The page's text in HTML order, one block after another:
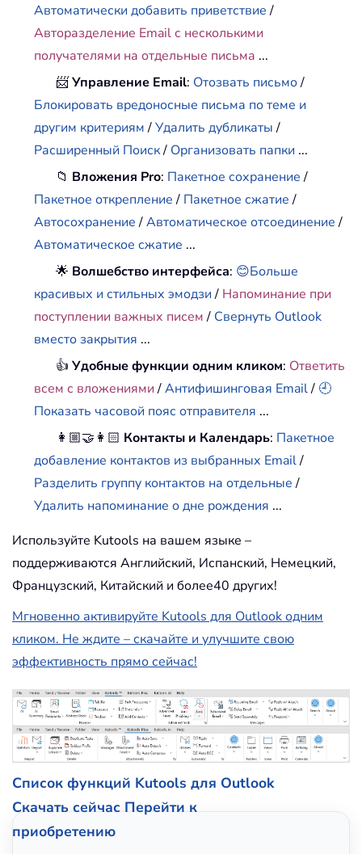
Автоматически добавить приветствие/
Авторазделение Email с несколькими
получателями на отдельные письма ...
📨Управление Email: Отозвать письмо/
Блокировать вредоносные письма по теме и
другим критериям/Удалить дубликаты/
Расширенный Поиск/ Организовать папки ...
📁 Вложения Pro: Пакетное сохранение/
Пакетное открепление/ Пакетное сжатие/
Автосохранение/Автоматическое отсоединение/
Автоматическое сжатие ...
🌟 Волшебство интерфейса: 😊Больше
красивых и стильных эмодзи/ Напоминание при
поступлении важных писем/ Свернуть Outlook
вместо закрытия ...
👍Удобные функции одним кликом: Ответить
всем с вложениями /Антифишинговая Email/ 🕘
Показать часовой пояс отправителя ...
👩🏼‍🤝‍👩🏻 Контакты и Календарь: Пакетное
добавление контактов из выбранных Email/
Разделить группу контактов на отдельные/
Удалить напоминание о дне рождения ...
Используйте Kutools на вашем языке –
поддерживаются Английский, Испанский, Немецкий,
Французский, Китайский и более40 других!
Мгновенно активируйте Kutools для Outlook одним
кликом. Не ждите – скачайте и улучшите свою
эффективность прямо сейчас!
Список функций Kutools для Outlook
Скачать сейчас Перейти к
приобретению